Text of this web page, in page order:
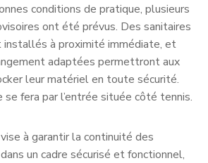
conditions de pratique, plusieurs
ont été prévus. Des sanitaires
installés à proximité immédiate, et
adaptées permettront aux
leur matériel en toute sécurité.
se fera par l’entrée située côté tennis.
à garantir la continuité des
un cadre sécurisé et fonctionnel,